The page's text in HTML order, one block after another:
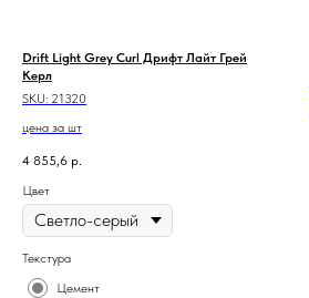
Drift Light Grey Curl Дрифт Лайт Грей
Керл
SKU: 21320
цена за шт
4 855,6 р.
Цвет
Текстура
Цемент